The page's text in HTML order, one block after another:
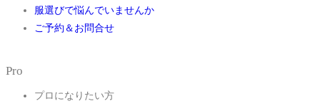
服選びで悩んでいませんか
ご予約＆お問合せ
Pro
プロになりたい方